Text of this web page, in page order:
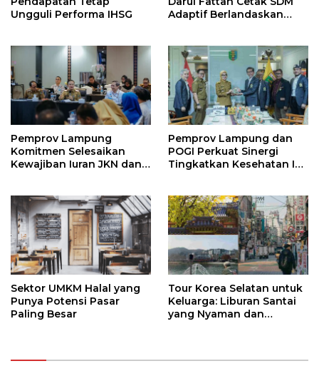
Ungguli Performa IHSG
Adaptif Berlandaskan
Pemprov Lampung
Komitmen Selesaikan
Kewajiban Iuran JKN dan
Kesehatan
Pemprov Lampung dan
POGI Perkuat Sinergi
Tingkatkan Kesehatan Ibu
Sektor UMKM Halal yang
Punya Potensi Pasar
Paling Besar
Tour Korea Selatan untuk
Keluarga: Liburan Santai
yang Nyaman dan